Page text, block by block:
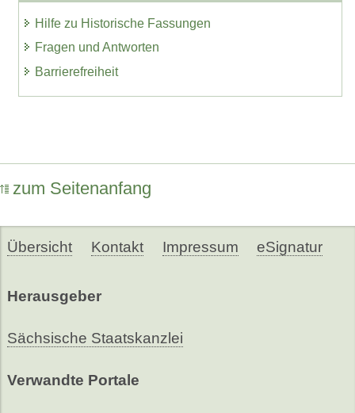
Hilfe zu Historische Fassungen
Fragen und Antworten
Barrierefreiheit
zum Seitenanfang
Übersicht Kontakt Impressum eSignatur
Herausgeber
Sächsische Staatskanzlei
Verwandte Portale